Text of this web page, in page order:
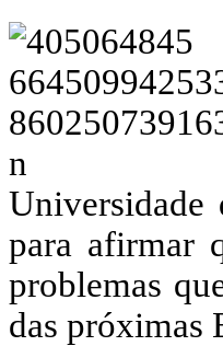
Universidade
para afirmar
problemas
das próximas